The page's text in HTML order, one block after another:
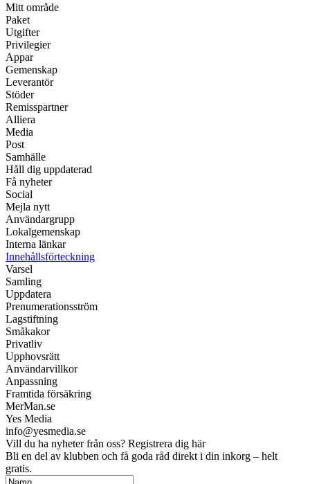
Mitt område
Paket
Utgifter
Privilegier
Appar
Gemenskap
Leverantör
Stöder
Remisspartner
Alliera
Media
Post
Samhälle
Håll dig uppdaterad
Få nyheter
Social
Mejla nytt
Användargrupp
Lokalgemenskap
Interna länkar
Innehållsförteckning
Varsel
Samling
Uppdatera
Prenumerationsström
Lagstiftning
Småkakor
Privatliv
Upphovsrätt
Användarvillkor
Anpassning
Framtida försäkring
MerMan.se
Yes Media
info@yesmedia.se
Vill du ha nyheter från oss? Registrera dig här
Bli en del av klubben och få goda råd direkt i din inkorg – helt
gratis.